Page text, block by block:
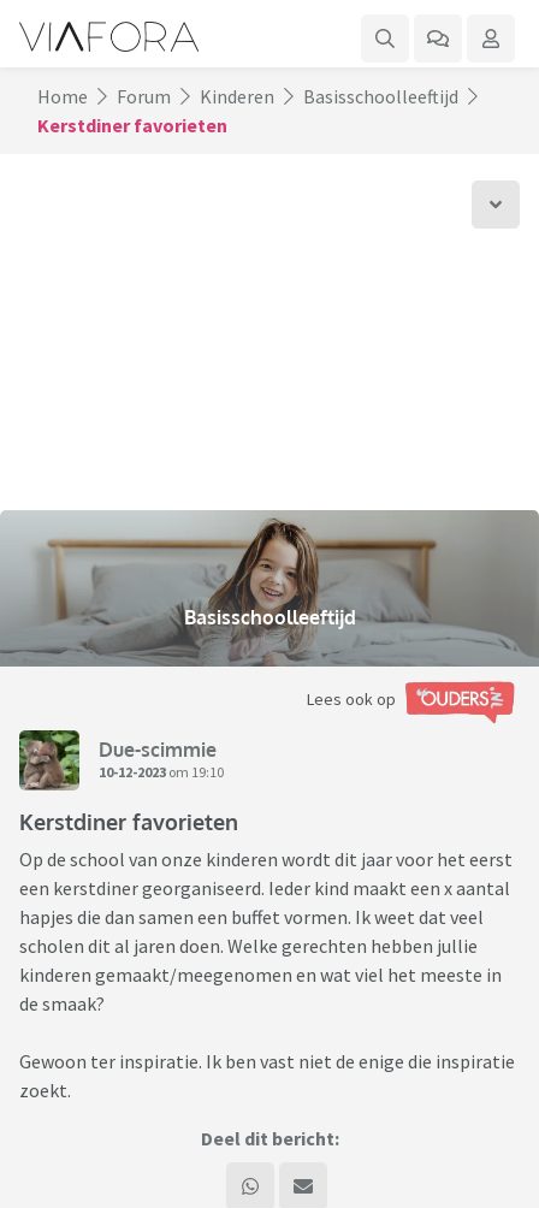
Home Forum Kinderen
Basisschoolleeftijd
Kerstdiner favorieten
Basisschoolleeftijd
Lees ook op
Due-scimmie
10-12-2023 om 19:10
Kerstdiner favorieten
Op de school van onze kinderen wordt dit jaar voor het eerst
een kerstdiner georganiseerd. Ieder kind maakt een x aantal
hapjes die dan samen een buffet vormen. Ik weet dat veel
scholen dit al jaren doen. Welke gerechten hebben jullie
kinderen gemaakt/meegenomen en wat viel het meeste in
de smaak?
Gewoon ter inspiratie. Ik ben vast niet de enige die inspiratie
zoekt.
Deel dit bericht: